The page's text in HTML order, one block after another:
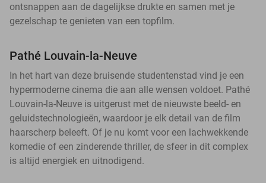
ontsnappen aan de dagelijkse drukte en samen met je
gezelschap te genieten van een topfilm.
Pathé Louvain-la-Neuve
In het hart van deze bruisende studentenstad vind je een
hypermoderne cinema die aan alle wensen voldoet. Pathé
Louvain-la-Neuve is uitgerust met de nieuwste beeld- en
geluidstechnologieën, waardoor je elk detail van de film
haarscherp beleeft. Of je nu komt voor een lachwekkende
komedie of een zinderende thriller, de sfeer in dit complex
is altijd energiek en uitnodigend.